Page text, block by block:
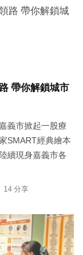
帶你解鎖城市
義市掀起一股療
SMART經典繪本
續現身嘉義市各
14 分享